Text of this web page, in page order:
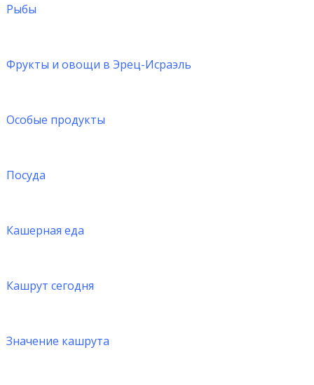
Рыбы
Фрукты и овощи в Эрец-Исраэль
Особые продукты
Посуда
Кашерная еда
Кашрут сегодня
Значение кашрута